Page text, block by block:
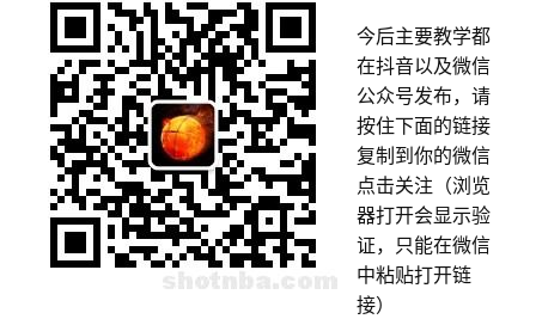
今后主要教学都
在抖音以及微信
公众号发布，请
按住下面的链接
复制到你的微信
点击关注（浏览
器打开会显示验
证，只能在微信
中粘贴打开链
接）